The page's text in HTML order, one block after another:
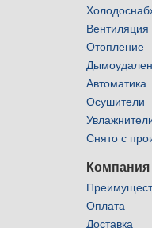
Вентиляция
Отопление
Автоматика
Осушители
Снято с
Компания
Оплата
Доставка